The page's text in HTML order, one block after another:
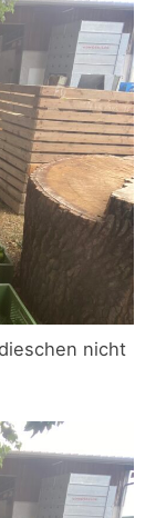
nicht